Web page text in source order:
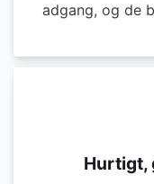
adgang, og de
Hurtigt,